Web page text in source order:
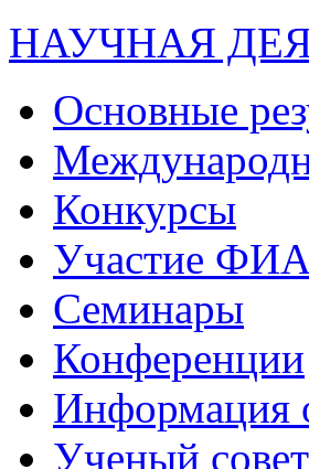
НАУЧНАЯ
Основные
Конкурсы
Участие
Семинары
Конференции
Информация
Ученый совет